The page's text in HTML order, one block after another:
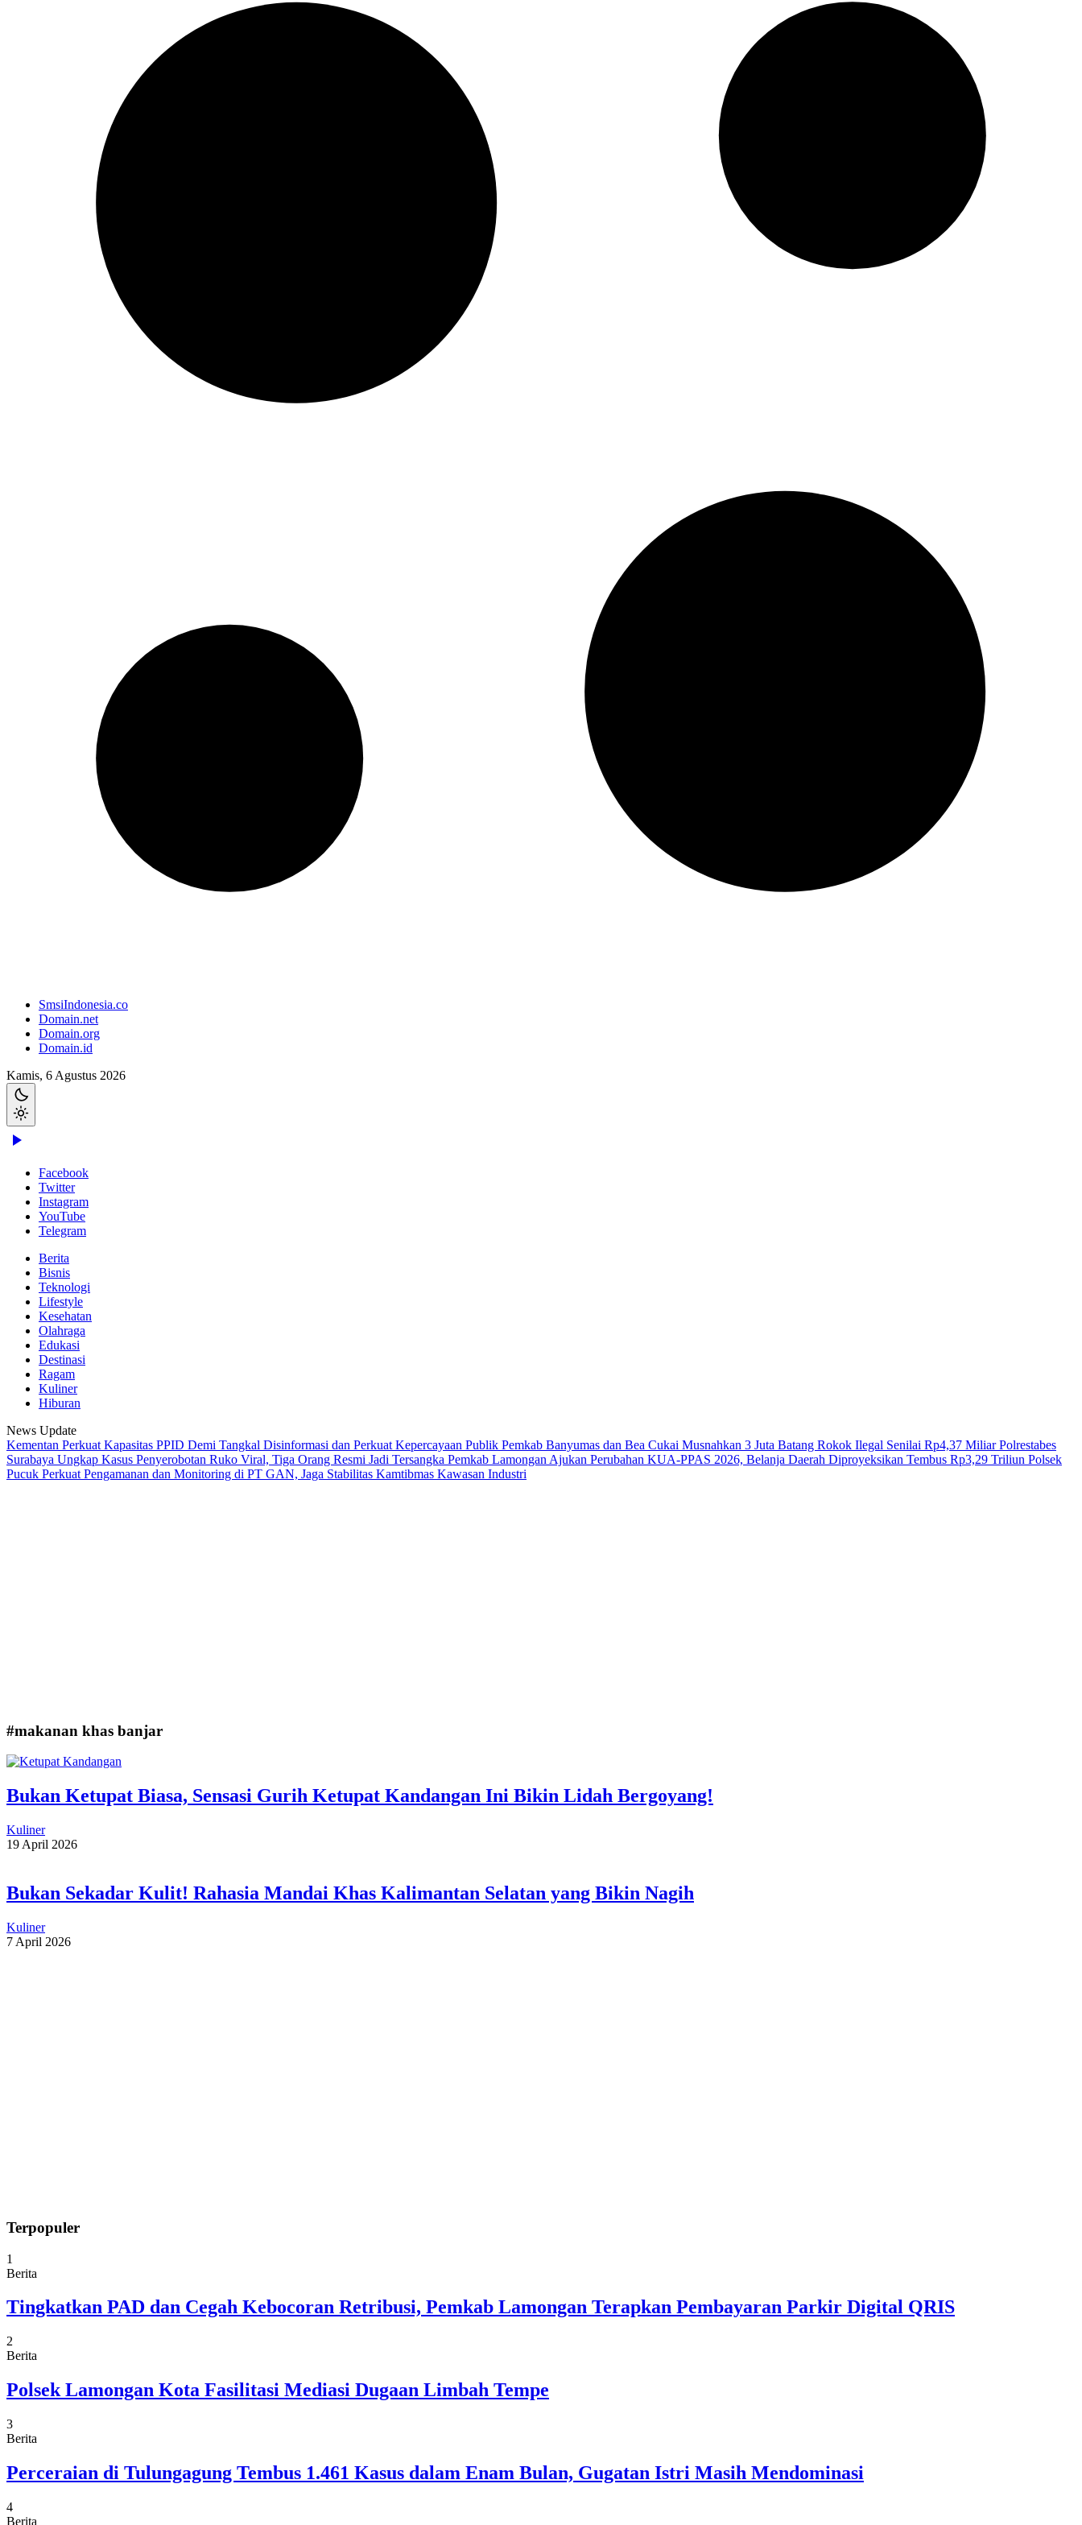
SmsiIndonesia.co
Domain.net
Domain.org
Domain.id
Kamis, 6 Agustus 2026
Facebook
Twitter
Instagram
YouTube
Telegram
Berita
Bisnis
Teknologi
Lifestyle
Kesehatan
Olahraga
Edukasi
Destinasi
Ragam
Kuliner
Hiburan
News Update
Kementan Perkuat Kapasitas PPID Demi Tangkal Disinformasi dan Perkuat Kepercayaan Publik Pemkab Banyumas dan Bea Cukai Musnahkan 3 Juta Batang Rokok Ilegal Senilai Rp4,37 MiliarPolrestabes
Surabaya Ungkap Kasus Penyerobotan Ruko Viral, Tiga Orang Resmi Jadi Tersangka Pemkab Lamongan Ajukan Perubahan KUA-PPAS 2026, Belanja Daerah Diproyeksikan Tembus Rp3,29 Triliun Polsek
Pucuk Perkuat Pengamanan dan Monitoring di PT GAN, Jaga Stabilitas Kamtibmas Kawasan Industri
#makanan khas banjar
Bukan Ketupat Biasa, Sensasi Gurih Ketupat Kandangan Ini Bikin Lidah Bergoyang!
Kuliner
19 April 2026
Bukan Sekadar Kulit! Rahasia Mandai Khas Kalimantan Selatan yang Bikin Nagih
Kuliner
7 April 2026
Terpopuler
1
Berita
Tingkatkan PAD dan Cegah Kebocoran Retribusi, Pemkab Lamongan Terapkan Pembayaran Parkir Digital QRIS
2
Berita
Polsek Lamongan Kota Fasilitasi Mediasi Dugaan Limbah Tempe
3
Berita
Perceraian di Tulungagung Tembus 1.461 Kasus dalam Enam Bulan, Gugatan Istri Masih Mendominasi
4
Berita